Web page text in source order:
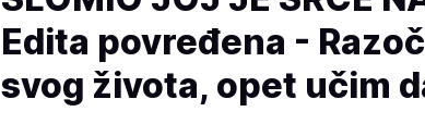
Edita povređena -
svog života, opet učim